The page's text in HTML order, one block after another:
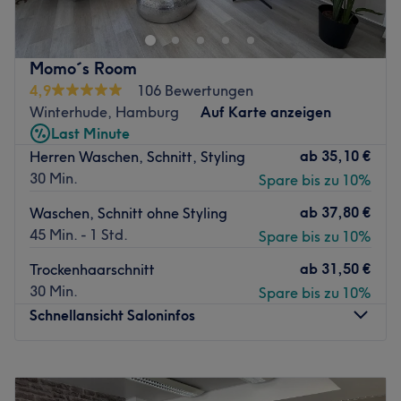
(Hamburger Meile) in Mundsburg vorbei und lass dich
von professionellen Leistungen und mit Bedacht
ausgewählten Produkten überzeugen.
Nächste öffentliche Verkehrsmittel:
Nur wenige Gehminuten entfernt befindet sich die U-
Bahnhaltestelle Hamburger Straße.
Das Team:
Das herzliche Team hat mit vielen Jahren Berufserfahrung
Service für dich zu finden.
Atmosphäre: Einladend, freundlich, Wohlfühlatmosphäre.
Expertise: Mani- & Pediküren, Nagelmodellagen.
Extras: Zentrale Lage.
Momo´s Room
4,9
106 Bewertungen
Winterhude, Hamburg
Auf Karte anzeigen
Last Minute
Herren Waschen, Schnitt, Styling
30 Min.
ab 35,10 €
Spare bis zu 10%
Waschen, Schnitt ohne Styling
45 Min. - 1 Std.
ab 37,80 €
Spare bis zu 10%
Trockenhaarschnitt
30 Min.
ab 31,50 €
Spare bis zu 10%
Schnellansicht Saloninfos
Dienstag
10:00
19:00